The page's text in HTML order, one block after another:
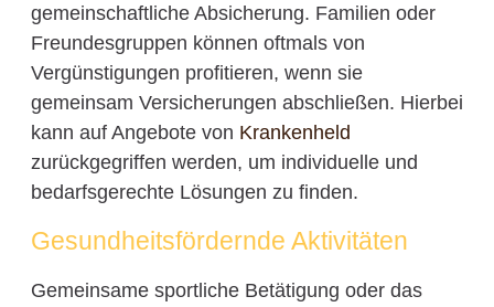
gemeinschaftliche Absicherung. Familien oder
Freundesgruppen können oftmals von
Vergünstigungen profitieren, wenn sie
gemeinsam Versicherungen abschließen. Hierbei
kann auf Angebote von Krankenheld
zurückgegriffen werden, um individuelle und
bedarfsgerechte Lösungen zu finden.
Gesundheitsfördernde Aktivitäten
Gemeinsame sportliche Betätigung oder das